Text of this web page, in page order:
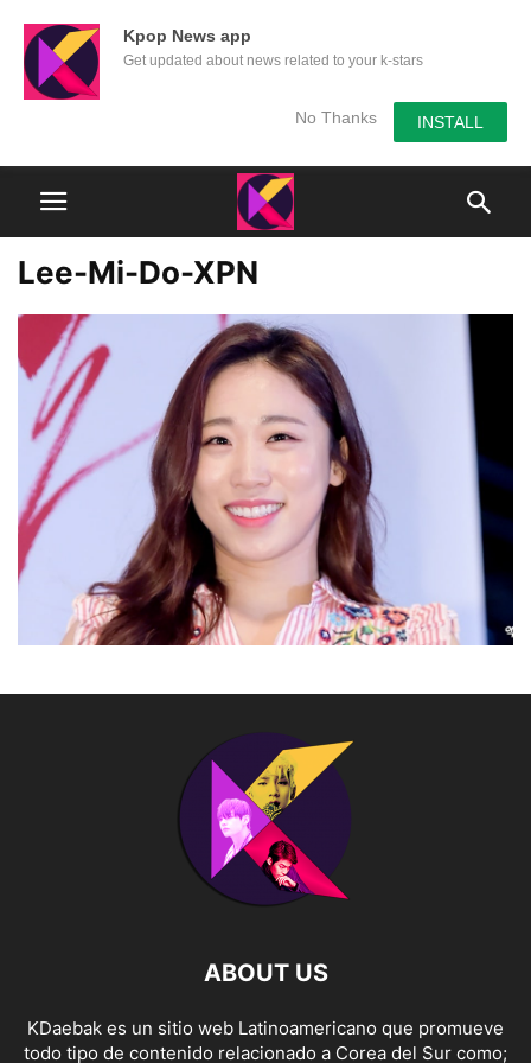
Kpop News app
Get updated about news related to your k-stars
No Thanks INSTALL
Lee-Mi-Do-XPN
ABOUT US
KDaebak es un sitio web Latinoamericano que promueve
todo tipo de contenido relacionado a Corea del Sur como;